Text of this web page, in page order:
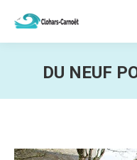
DU NEUF